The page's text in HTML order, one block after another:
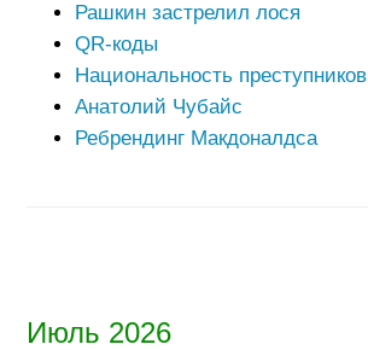
Июль 2026
Рашкин застрелил лося
QR-коды
Национальность преступников
Анатолий Чубайс
Ребрендинг Макдоналдса